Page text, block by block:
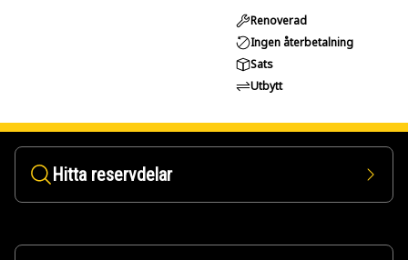
Renoverad
Ingen återbetalning
Sats
Utbytt
Hitta reservdelar